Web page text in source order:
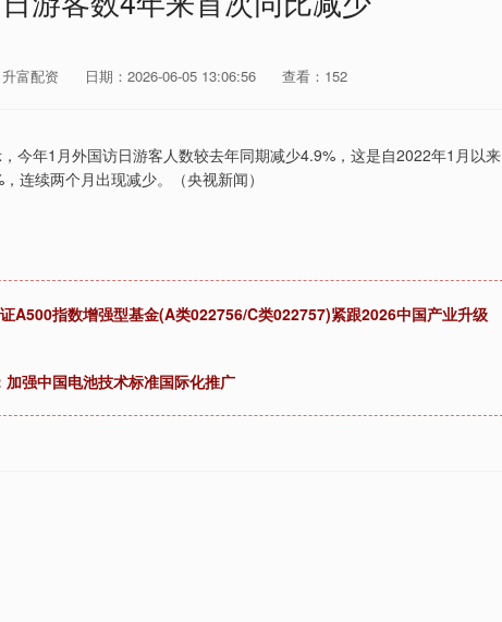
富配资 日期：2026-06-05 13:06:56 查看：152
年1月外国访日游客人数较去年同期减少4.9%，这是自2022年1月以来
连续两个月出现减少。（央视新闻）
A500指数增强型基金(A类022756/C类022757)紧跟2026中国产业升级
强中国电池技术标准国际化推广